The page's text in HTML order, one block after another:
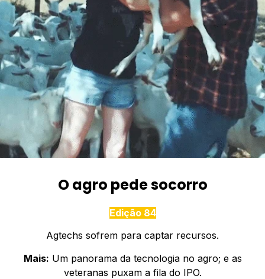
O agro pede socorro
Edição 84
Agtechs sofrem para captar recursos.
Mais: Um panorama da tecnologia no agro; e as
veteranas puxam a fila do IPO.